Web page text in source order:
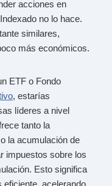
acciones en
no lo hace.
similares,
más económicos.
ETF o Fondo
, estarías
líderes a nivel
tanto la
la acumulación de
impuestos sobre los
Esto significa
eficiente, acelerando